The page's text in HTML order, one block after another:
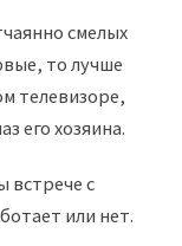
смелых
то лучше
телевизоре,
его хозяина.
встрече с
или нет.